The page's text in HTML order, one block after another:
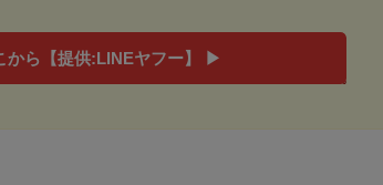
から【提供:LINEヤフー】 ▶︎